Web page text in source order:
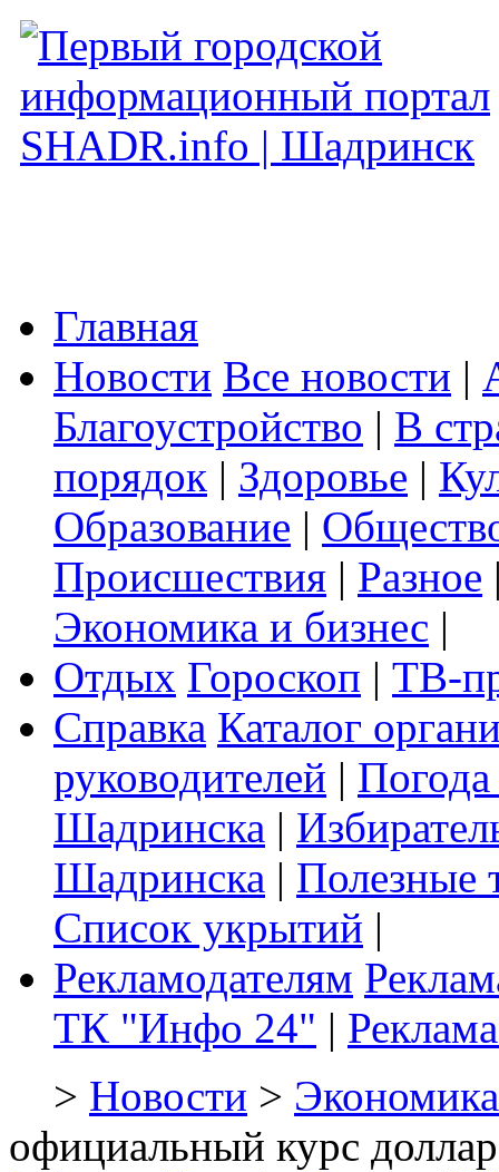
Главная
Новости Все новости |
Благоустройство | В
порядок | Здоровье |
Образование |
Происшествия | Разное
Экономика и бизнес |
Отдых Гороскоп | ТВ-
Справка Каталог
руководителей |
Шадринска |
Шадринска | Полезные
Список укрытий |
Рекламодателям
ТК "Инфо 24" |
> Новости >
официальный курс